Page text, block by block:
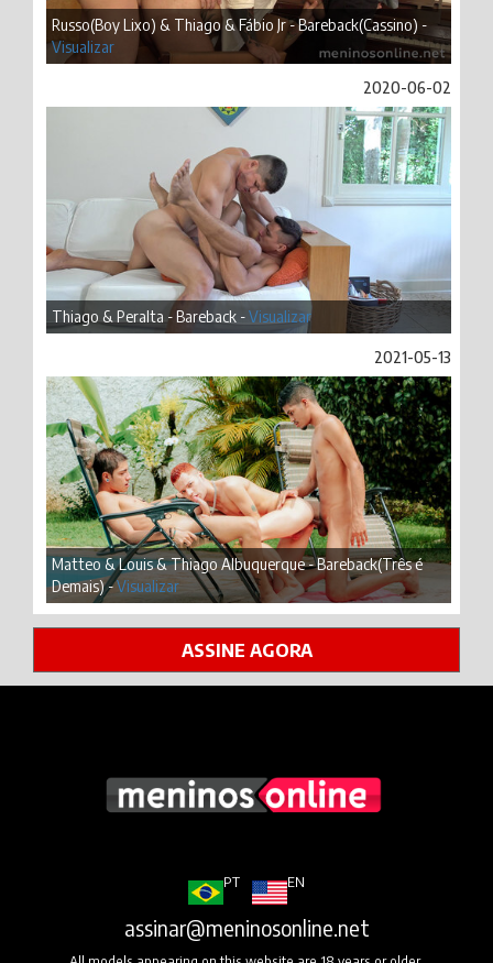
Russo(Boy Lixo) & Thiago & Fábio Jr - Bareback(Cassino) -
Visualizar
2020-06-02
Thiago & Peralta - Bareback -Visualizar
2021-05-13
Matteo & Louis & Thiago Albuquerque - Bareback(Três é
Demais) -Visualizar
ASSINE AGORA
PT EN
assinar@meninosonline.net